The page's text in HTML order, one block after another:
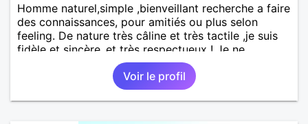
Homme naturel,simple ,bienveillant recherche a faire
des connaissances, pour amitiés ou plus selon
feeling. De nature très câline et très tactile ,je suis
fidèle et sincère.,et très respectueux ! Je ne
supporte pas le mensonge.Rien ne vaut une vraie
rencontre,pour échanger en toute simplicité,j'ai du
mal à prolonger des échanges virtuels Je suis plutôt
attiré par des femmes ayant la cinquantaine ,belles
Voir le profil